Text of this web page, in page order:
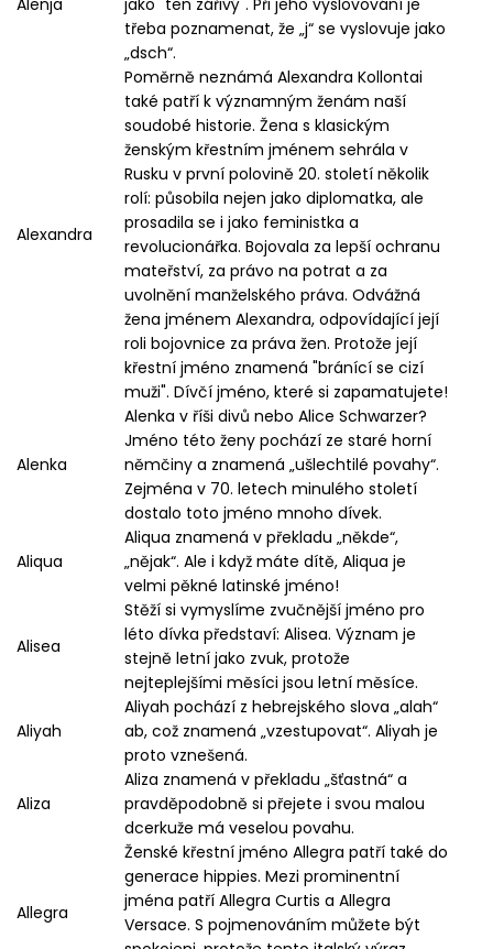
třeba poznamenat, že „j“ se vyslovuje jako
„dsch“.
Alexandra
Poměrně neznámá Alexandra Kollontai
také patří k významným ženám naší
soudobé historie. Žena s klasickým
ženským křestním jménem sehrála v
Rusku v první polovině 20. století několik
rolí: působila nejen jako diplomatka, ale
prosadila se i jako feministka a
revolucionářka. Bojovala za lepší ochranu
mateřství, za právo na potrat a za
uvolnění manželského práva. Odvážná
žena jménem Alexandra, odpovídající její
roli bojovnice za práva žen. Protože její
křestní jméno znamená "bránící se cizí
muži". Dívčí jméno, které si zapamatujete!
Alenka
Alenka v říši divů nebo Alice Schwarzer?
Jméno této ženy pochází ze staré horní
němčiny a znamená „ušlechtilé povahy“.
Zejména v 70. letech minulého století
dostalo toto jméno mnoho dívek.
Aliqua
Aliqua znamená v překladu „někde“,
„nějak“. Ale i když máte dítě, Aliqua je
velmi pěkné latinské jméno!
Alisea
Stěží si vymyslíme zvučnější jméno pro
léto dívka představí: Alisea. Význam je
stejně letní jako zvuk, protože
nejteplejšími měsíci jsou letní měsíce.
Aliyah
Aliyah pochází z hebrejského slova „alah“
ab, což znamená „vzestupovat“. Aliyah je
proto vznešená.
Aliza
Aliza znamená v překladu „šťastná“ a
pravděpodobně si přejete i svou malou
dcerkuže má veselou povahu.
Allegra
Ženské křestní jméno Allegra patří také do
generace hippies. Mezi prominentní
jména patří Allegra Curtis a Allegra
Versace. S pojmenováním můžete být